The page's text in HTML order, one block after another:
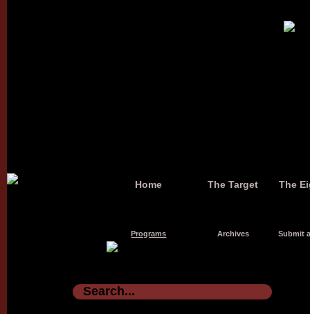
Home The Target The
Programs Archives Submit